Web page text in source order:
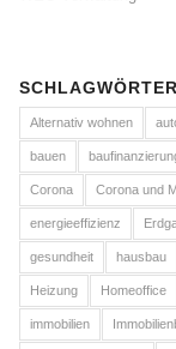
SCHLAGWÖRTER
Alternativ wohnen
bauen
Corona Corona und
energieeffizienz
gesundheit hausbau
Heizung Homeoffice
immobilien